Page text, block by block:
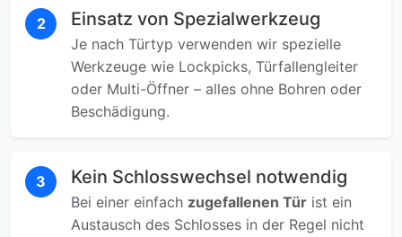
2 Einsatz von Spezialwerkzeug
Je nach Türtyp verwenden wir spezielle
Werkzeuge wie Lockpicks, Türfallengleiter
oder Multi-Öffner – alles ohne Bohren oder
Beschädigung.
3 Kein Schlosswechsel notwendig
Bei einer einfach zugefallenen Tür ist ein
Austausch des Schlosses in der Regel nicht